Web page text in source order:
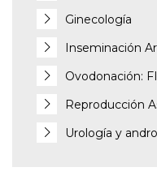
Ginecología
Inseminación
Ovodonación:
Reproducción
Urología y